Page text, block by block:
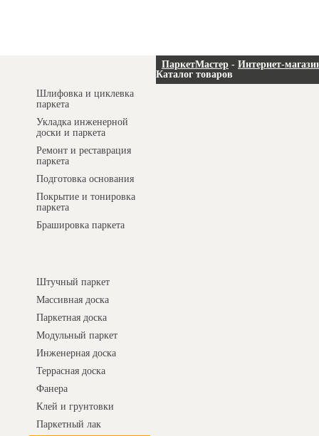
Шлифовка и циклевка
паркета
Укладка инженерной
доски и паркета
Ремонт и реставрация
паркета
Подготовка основания
Покрытие и тонировка
паркета
Брашировка паркета
Штучный паркет
Массивная доска
Паркетная доска
Модульный паркет
Инженерная доска
Террасная доска
Фанера
Клей и грунтовки
Паркетный лак
ПаркетМастер - Интернет-
Каталог товаров